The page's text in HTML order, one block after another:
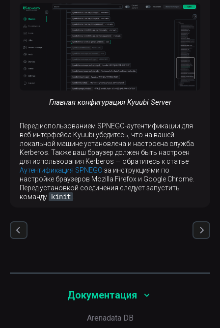
Главная конфигурация Kyuubi Server
Перед использованием SPNEGO-аутентификации для
веб-интерфейса Kyuubi убедитесь, что на вашей
локальной машине установлена и настроена служба
Kerberos. Также ваш браузер должен быть настроен
для использования Kerberos — обратитесь к статье
Аутентификация SPNEGO за инструкциями по
настройке браузеров Mozilla Firefox и Google Chrome.
Перед установкой соединения следует запустить
команду kinit
Документация
Arenadata DB